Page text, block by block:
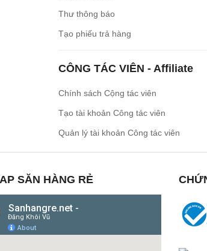
Thư thông báo
Tạo phiếu trả hàng
CÔNG TÁC VIÊN - Affiliate
Chính sách Cộng tác viên
Tạo tài khoản Công tác viên
Quản lý tài khoản Công tác viên
SĂN HÀNG RẺ